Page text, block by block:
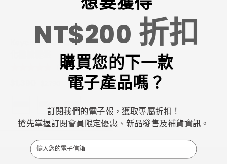
Keychron Q2 QMK 客製
(5)
NT$200 折扣
購買您的下一款
電子產品嗎？
訂閱我們的電子報，獲取專屬折扣！
搶先掌握訂閱會員限定優惠、新品發售及補貨資訊。
Email